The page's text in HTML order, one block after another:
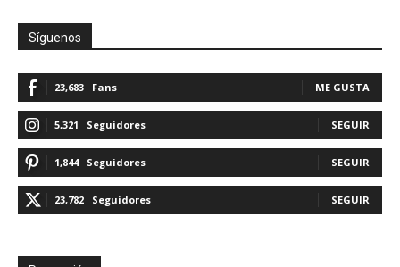
Síguenos
23,683 Fans ME GUSTA
5,321 Seguidores SEGUIR
1,844 Seguidores SEGUIR
23,782 Seguidores SEGUIR